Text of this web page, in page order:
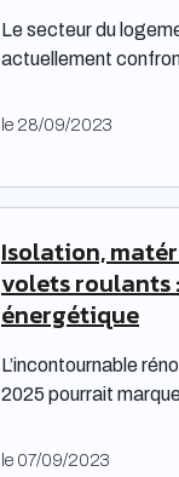
Le secteur du
actuellement
Les bailleurs sociaux
étude prospective
le 28/09/2023
Isolation,
volets roulants
énergétique
L’incontournable
2025 pourrait
tarifaire. Les travaux
le 07/09/2023